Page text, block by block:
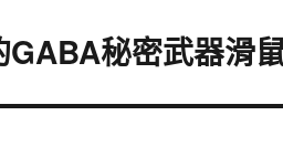
秘密武器滑